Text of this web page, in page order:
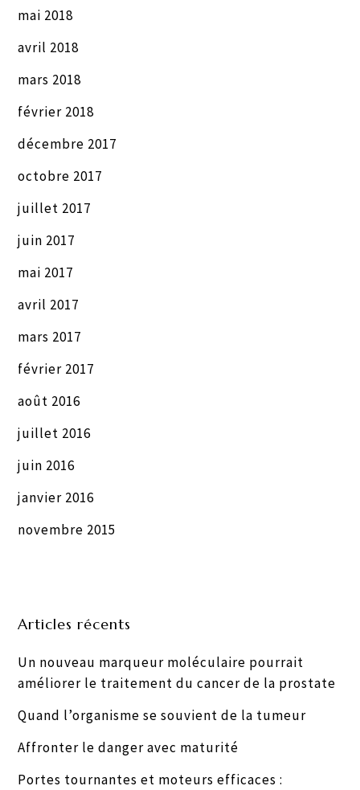
mai 2018
avril 2018
mars 2018
février 2018
décembre 2017
octobre 2017
juillet 2017
juin 2017
mai 2017
avril 2017
mars 2017
février 2017
août 2016
juillet 2016
juin 2016
janvier 2016
novembre 2015
Articles récents
Un nouveau marqueur moléculaire pourrait
améliorer le traitement du cancer de la prostate
Quand l’organisme se souvient de la tumeur
Affronter le danger avec maturité
Portes tournantes et moteurs efficaces :